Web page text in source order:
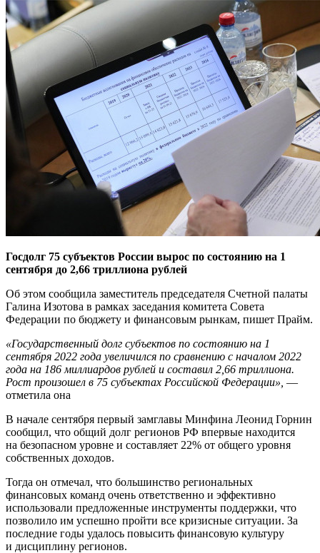
Госдолг 75 субъектов России вырос по состоянию на 1
сентября до 2,66 триллиона рублей
Об этом сообщила заместитель председателя Счетной палаты
Галина Изотова в рамках заседания комитета Совета
Федерации по бюджету и финансовым рынкам, пишет Прайм.
«Государственный долг субъектов по состоянию на 1
сентября 2022 года увеличился по сравнению с началом 2022
года на 186 миллиардов рублей и составил 2,66 триллиона.
Рост произошел в 75 субъектах Российской Федерации», —
отметила она
В начале сентября первый замглавы Минфина Леонид Горнин
сообщил, что общий долг регионов РФ впервые находится
на безопасном уровне и составляет 22% от общего уровня
собственных доходов.
Тогда он отмечал, что большинство региональных
финансовых команд очень ответственно и эффективно
использовали предложенные инструменты поддержки, что
позволило им успешно пройти все кризисные ситуации. За
последние годы удалось повысить финансовую культуру
и дисциплину регионов.